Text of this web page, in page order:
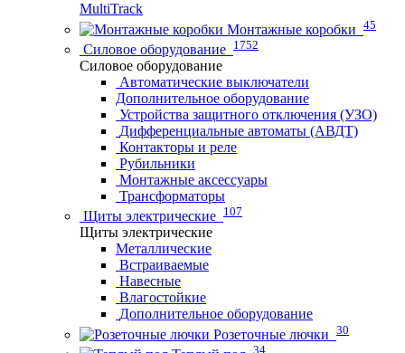
MultiTrack
Монтажные коробки 45
Силовое оборудование 1752
Силовое оборудование
Автоматические выключатели
Дополнительное оборудование
Устройства защитного отключения (УЗО)
Дифференциальные автоматы (АВДТ)
Контакторы и реле
Рубильники
Монтажные аксессуары
Трансформаторы
Щиты электрические 107
Щиты электрические
Металлические
Встраиваемые
Навесные
Влагостойкие
Дополнительное оборудование
Розеточные лючки 30
34